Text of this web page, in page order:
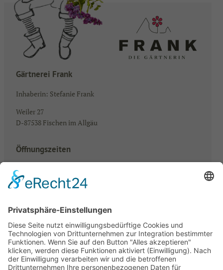
Gärtnerei Frank
Inhaberin: Stefanie Frank
Weiler 27
D-87538 Fischen im Allgäu
Öffnungszeiten
Mo – Fr: 08.00 – 18.00 Uhr
Samstag: 08.00 – 13.00 Uhr
abweichende Öffnungszeiten bei Veranstaltungen findet ihr
aktuell auf Instagram und Facebook
Instagram Facebook
#gaertnereifrank